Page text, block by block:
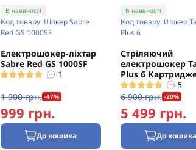
В наявності
Код товару: Шокер Sabre
Red GS 1000SF
Електрошокер-ліхтар
Sabre Red GS 1000SF
1
1 900 грн. -47%
999 грн.
До кошика
В наявності
Код товару: Шокер
Plus 6
Стріляючий
електрошокер
Plus 6
5
6 900 грн. -20%
5 499 грн.
До кошика